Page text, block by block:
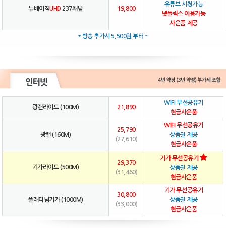
뉴베이직UHD 237채널 19,800
유튜브 시청가능
넷플릭스 이용가능
사은품 제공
* 방송 추가시 5,500원 부터 ~
광랜라이트 (100M) 21,890
WIFI 무선공유기
현금사은품
광랜 (160M)
25,790
(27,610)
WIFI 무선공유기
상품권 제공
현금사은품
기가라이트 (500M)
29,370
(31,460)
기가 무선공유기
상품권 제공
현금사은품
플래티넘기가 (1000M)
30,800
(33,000)
기가 무선공유기
상품권 제공
현금사은품